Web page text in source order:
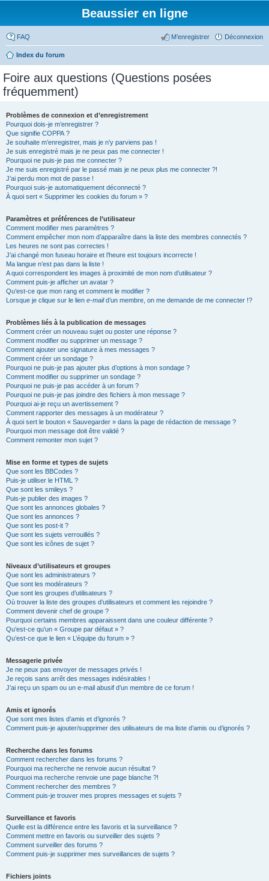
Beaussier en ligne
FAQ Déconnexion
M’enregistrer
Index du forum
Foire aux questions (Questions posées
fréquemment)
Problèmes de connexion et d’enregistrement
Pourquoi dois-je m’enregistrer ?
Que signifie COPPA ?
Je souhaite m’enregistrer, mais je n’y parviens pas !
Je suis enregistré mais je ne peux pas me connecter !
Pourquoi ne puis-je pas me connecter ?
Je me suis enregistré par le passé mais je ne peux plus me connecter ?!
J’ai perdu mon mot de passe !
Pourquoi suis-je automatiquement déconnecté ?
À quoi sert « Supprimer les cookies du forum » ?
Paramètres et préférences de l’utilisateur
Comment modifier mes paramètres ?
Comment empêcher mon nom d’apparaître dans la liste des membres connectés ?
Les heures ne sont pas correctes !
J’ai changé mon fuseau horaire et l’heure est toujours incorrecte !
Ma langue n’est pas dans la liste !
A quoi correspondent les images à proximité de mon nom d’utilisateur ?
Comment puis-je afficher un avatar ?
Qu’est-ce que mon rang et comment le modifier ?
Lorsque je clique sur le lien e-maild’un membre, on me demande de me connecter !?
Problèmes liés à la publication de messages
Comment créer un nouveau sujet ou poster une réponse ?
Comment modifier ou supprimer un message ?
Comment ajouter une signature à mes messages ?
Comment créer un sondage ?
Pourquoi ne puis-je pas ajouter plus d’options à mon sondage ?
Comment modifier ou supprimer un sondage ?
Pourquoi ne puis-je pas accéder à un forum ?
Pourquoi ne puis-je pas joindre des fichiers à mon message ?
Pourquoi ai-je reçu un avertissement ?
Comment rapporter des messages à un modérateur ?
À quoi sert le bouton « Sauvegarder » dans la page de rédaction de message ?
Pourquoi mon message doit être validé ?
Comment remonter mon sujet ?
Mise en forme et types de sujets
Que sont les BBCodes ?
Puis-je utiliser le HTML ?
Que sont les smileys ?
Puis-je publier des images ?
Que sont les annonces globales ?
Que sont les annonces ?
Que sont les post-it ?
Que sont les sujets verrouillés ?
Que sont les icônes de sujet ?
Niveaux d’utilisateurs et groupes
Que sont les administrateurs ?
Que sont les modérateurs ?
Que sont les groupes d’utilisateurs ?
Où trouver la liste des groupes d’utilisateurs et comment les rejoindre ?
Comment devenir chef de groupe ?
Pourquoi certains membres apparaissent dans une couleur différente ?
Qu’est-ce qu’un « Groupe par défaut » ?
Qu’est-ce que le lien « L’équipe du forum » ?
Messagerie privée
Je ne peux pas envoyer de messages privés !
Je reçois sans arrêt des messages indésirables !
J’ai reçu un spam ou un e-mail abusif d’un membre de ce forum !
Amis et ignorés
Que sont mes listes d’amis et d’ignorés ?
Comment puis-je ajouter/supprimer des utilisateurs de ma liste d’amis ou d’ignorés ?
Recherche dans les forums
Comment rechercher dans les forums ?
Pourquoi ma recherche ne renvoie aucun résultat ?
Pourquoi ma recherche renvoie une page blanche ?!
Comment rechercher des membres ?
Comment puis-je trouver mes propres messages et sujets ?
Surveillance et favoris
Quelle est la différence entre les favoris et la surveillance ?
Comment mettre en favoris ou surveiller des sujets ?
Comment surveiller des forums ?
Comment puis-je supprimer mes surveillances de sujets ?
Fichiers joints